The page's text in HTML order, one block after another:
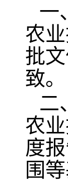
一
农
批
致。
二
农
度
围